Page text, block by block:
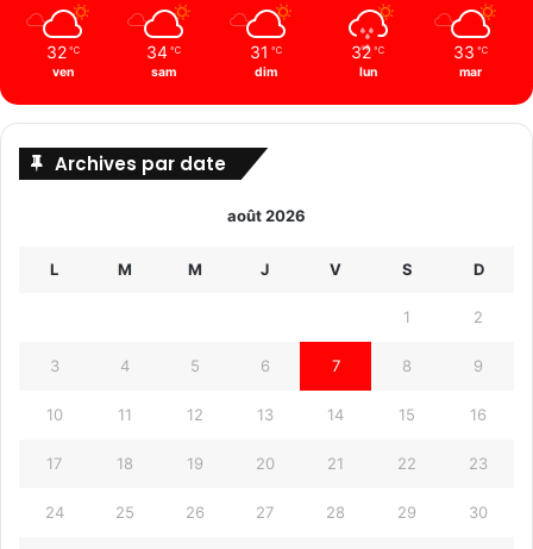
32 ℃
ven
34 ℃
sam
31 ℃
dim
32 ℃
lun
33 ℃
mar
Archives par date
août 2026
L M M J V S D
1 2
3 4 5 6 7 8 9
10 11 12 13 14 15 16
17 18 19 20 21 22 23
24 25 26 27 28 29 30